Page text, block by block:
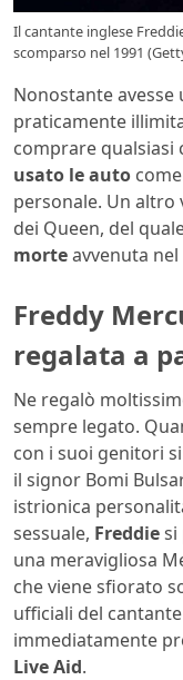
Il cantante inglese
scomparso nel 1991
Nonostante
praticamente
comprare qualsiasi
usato le auto
personale. Un
dei Queen, del
morteavvenuta nel
Freddy
regalata a
Ne regalò
sempre legato.
con i suoi genitori
il signor Bomi
istrionica
sessuale, Freddiesi
una meravigliosa
che viene sfiorato
ufficiali del
immediatamente
Live Aid.